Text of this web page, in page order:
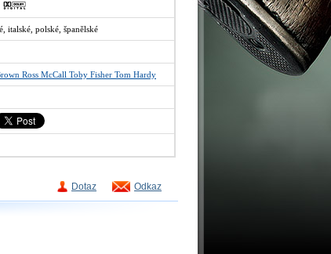
italské, polské, španělské
Ross McCall Toby Fisher Tom Hardy
Dotaz Odkaz